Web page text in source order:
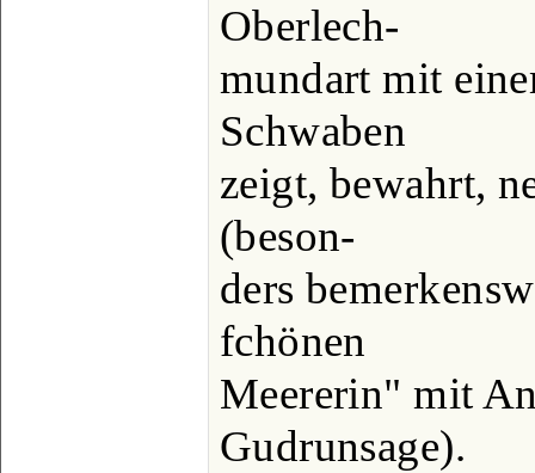
Oberlech-
mundart mit
Schwaben
zeigt, bewahrt,
(beson-
ders
fchönen
Meererin" mit
Gudrunsage).